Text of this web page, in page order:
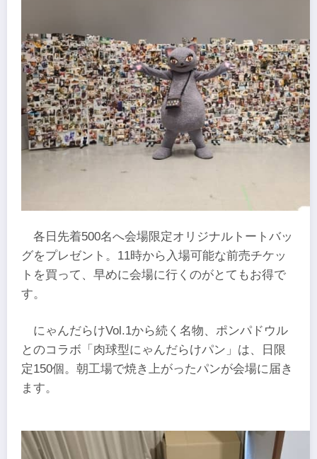
各日先着500名へ会場限定オリジナルトートバッ
グをプレゼント。11時から入場可能な前売チケッ
トを買って、早めに会場に行くのがとてもお得で
す。
にゃんだらけVol.1から続く名物、ポンパドウル
とのコラボ「肉球型にゃんだらけパン」は、日限
定150個。朝工場で焼き上がったパンが会場に届き
ます。